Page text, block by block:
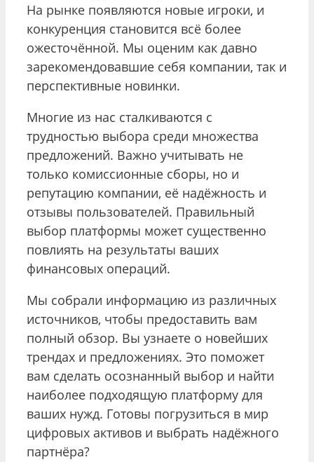
На рынке появляются новые игроки, и
конкуренция становится всё более
ожесточённой. Мы оценим как давно
зарекомендовавшие себя компании, так и
перспективные новинки.
Многие из нас сталкиваются с
трудностью выбора среди множества
предложений. Важно учитывать не
только комиссионные сборы, но и
репутацию компании, её надёжность и
отзывы пользователей. Правильный
выбор платформы может существенно
повлиять на результаты ваших
финансовых операций.
Мы собрали информацию из различных
источников, чтобы предоставить вам
полный обзор. Вы узнаете о новейших
трендах и предложениях. Это поможет
вам сделать осознанный выбор и найти
наиболее подходящую платформу для
ваших нужд. Готовы погрузиться в мир
цифровых активов и выбрать надёжного
партнёра?